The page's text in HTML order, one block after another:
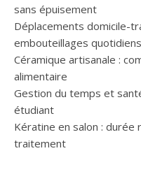
sans épuisement
Déplacements domicile-
embouteillages quotidiens
Céramique artisanale :
alimentaire
Gestion du temps et
étudiant
Kératine en salon :
traitement